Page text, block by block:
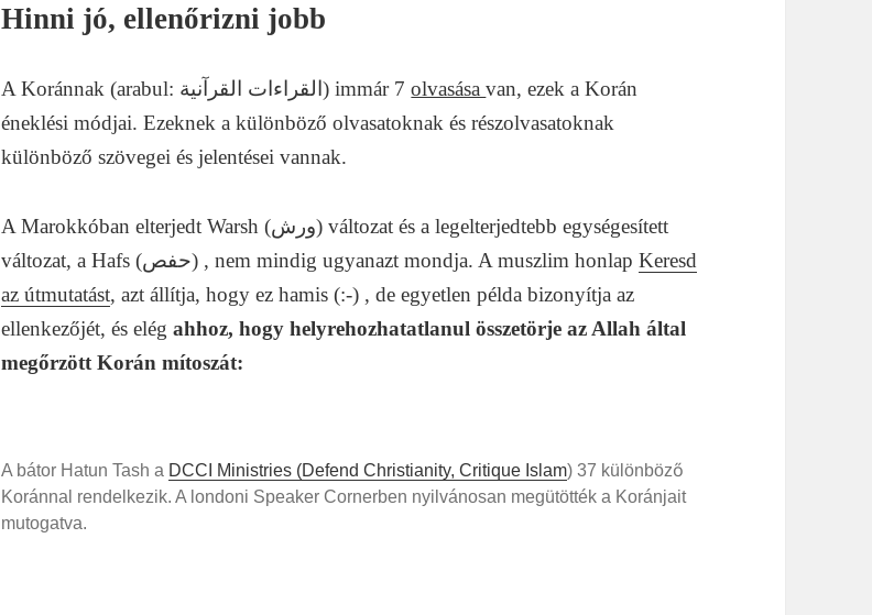
Hinni jó, ellenőrizni jobb
A Koránnak (arabul: القراءات القرآنية) immár 7olvasásavan, ezek a Korán
éneklési módjai. Ezeknek a különböző olvasatoknak és részolvasatoknak
különböző szövegei és jelentései vannak.
A Marokkóban elterjedt Warsh (ورش) változat és a legelterjedtebb egységesített
változat, a Hafs (حفص) , nem mindig ugyanazt mondja. A muszlim honlapKeresd
az útmutatást, azt állítja, hogy ez hamis (:-) , de egyetlen példa bizonyítja az
ellenkezőjét, és elég ahhoz, hogy helyrehozhatatlanul összetörje az Allah által
megőrzött Korán mítoszát:
A bátor Hatun Tash a DCCI Ministries (Defend Christianity, Critique Islam) 37 különböző
Koránnal rendelkezik. A londoni Speaker Cornerben nyilvánosan megütötték a Koránjait
mutogatva.